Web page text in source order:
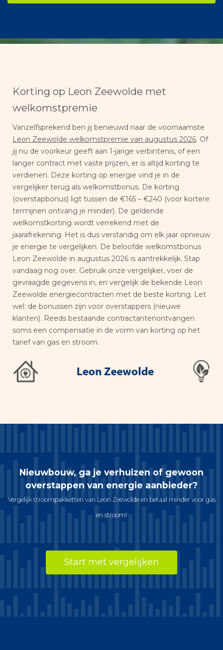
Korting op Leon Zeewolde met
welkomstpremie
Vanzelfsprekend ben jij benieuwd naar de voornaamste
Leon Zeewolde welkomstpremie van augustus 2026. Of
jij nu de voorkeur geeft aan 1-jarige verbintenis, of een
langer contract met vaste prijzen, er is altijd korting te
verdienen. Deze korting op energie vind je in de
vergelijker terug als welkomstbonus. De korting
(overstapbonus) ligt tussen de €165 – €240 (voor kortere
termijnen ontvang je minder). De geldende
welkomstkorting wordt verrekend met de
jaarafrekening. Het is dus verstandig om elk jaar opnieuw
je energie te vergelijken. De beloofde welkomstbonus
Leon Zeewolde in augustus 2026 is aantrekkelijk. Stap
vandaag nog over. Gebruik onze vergelijker, voer de
gevraagde gegevens in, en vergelijk de bekende Leon
Zeewolde energiecontracten met de beste korting. Let
wel: de bonussen zijn voor overstappers (nieuwe
klanten). Reeds bestaande contractantenontvangen
soms een compensatie in de vorm van korting op het
tarief van gas en stroom.
Nieuwbouw, ga je verhuizen of gewoon
overstappen van energie aanbieder?
Vergelijk stroompakketten van Leon Zeewolde en betaal minder voor gas
en stroom!
Start met vergelijken